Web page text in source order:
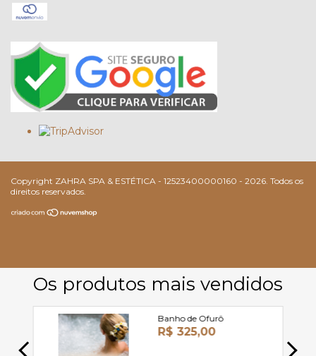
Copyright ZAHRA SPA & ESTÉTICA - 12523400000160 - 2026. Todos os
direitos reservados.